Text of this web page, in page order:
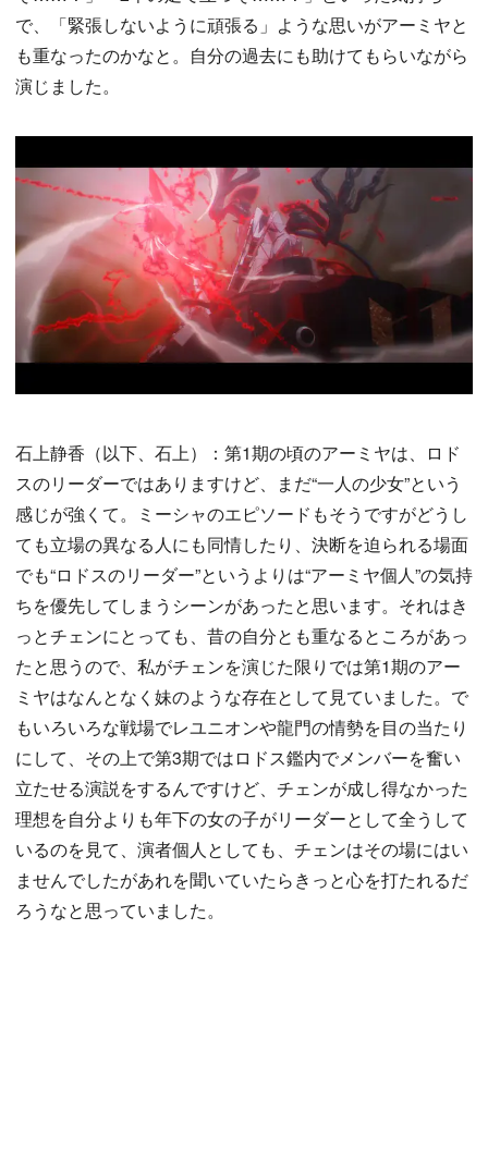
で、「緊張しないように頑張る」ような思いがアーミヤと
も重なったのかなと。自分の過去にも助けてもらいながら
演じました。
石上静香（以下、石上）：第1期の頃のアーミヤは、ロド
スのリーダーではありますけど、まだ“一人の少女”という
感じが強くて。ミーシャのエピソードもそうですがどうし
ても立場の異なる人にも同情したり、決断を迫られる場面
でも“ロドスのリーダー”というよりは“アーミヤ個人”の気持
ちを優先してしまうシーンがあったと思います。それはき
っとチェンにとっても、昔の自分とも重なるところがあっ
たと思うので、私がチェンを演じた限りでは第1期のアー
ミヤはなんとなく妹のような存在として見ていました。で
もいろいろな戦場でレユニオンや龍門の情勢を目の当たり
にして、その上で第3期ではロドス鑑内でメンバーを奮い
立たせる演説をするんですけど、チェンが成し得なかった
理想を自分よりも年下の女の子がリーダーとして全うして
いるのを見て、演者個人としても、チェンはその場にはい
ませんでしたがあれを聞いていたらきっと心を打たれるだ
ろうなと思っていました。